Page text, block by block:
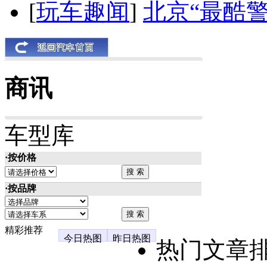
[玩车趣闻] 北京“最酷
商讯
车型库
·按价格
·按品牌
精彩推荐
今日热图
昨日热图
热门文章